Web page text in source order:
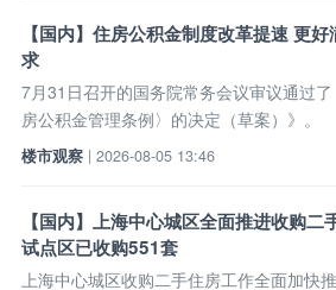
【国内】住房公积金制度改革提速 更
求
7月31日召开的国务院常务会议审议通过
房公积金管理条例〉的决定（草案）》。
楼市观察 | 2026-08-05 13:46
【国内】上海中心城区全面推进收购
试点区已收购551套
上海中心城区收购二手住房工作全面加快推